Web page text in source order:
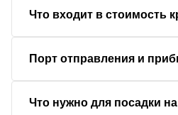
Что входит в стоимость
Порт отправления и
Что нужно для посадки